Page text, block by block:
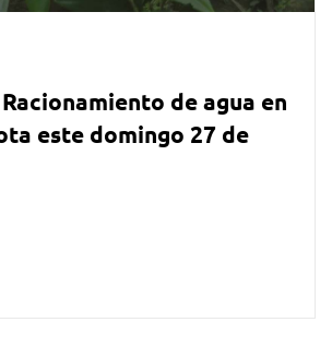
Racionamiento de agua en
este domingo 27 de